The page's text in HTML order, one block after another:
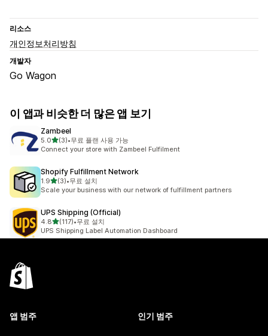
리소스
개인정보처리방침
개발자
Go Wagon
이 앱과 비슷한 더 많은 앱 보기
Zambeel
5.0별 5개 중
(3)
총 리뷰 3개
•무료 플랜 사용 가능
Connect your store with Zambeel Fulfilment
Shopify Fulfillment Network
1.9별 5개 중
(3)
총 리뷰 3개
•무료 설치
Scale your business with our network of fulfillment partners
UPS Shipping (Official)
4.8별 5개 중
(117)
총 리뷰 117개
•무료 설치
UPS Shipping Label Automation Dashboard
앱 범주 인기 범주